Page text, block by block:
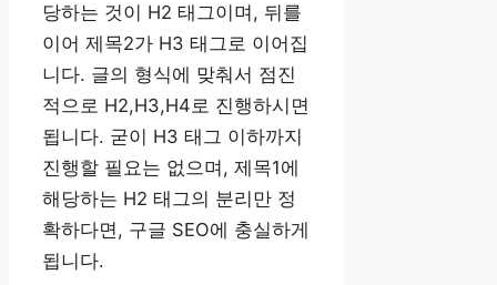
당하는 것이 H2 태그이며, 뒤를
이어 제목2가 H3 태그로 이어집
니다. 글의 형식에 맞춰서 점진
적으로 H2,H3,H4로 진행하시면
됩니다. 굳이 H3 태그 이하까지
진행할 필요는 없으며, 제목1에
해당하는 H2 태그의 분리만 정
확하다면, 구글 SEO에 충실하게
됩니다.